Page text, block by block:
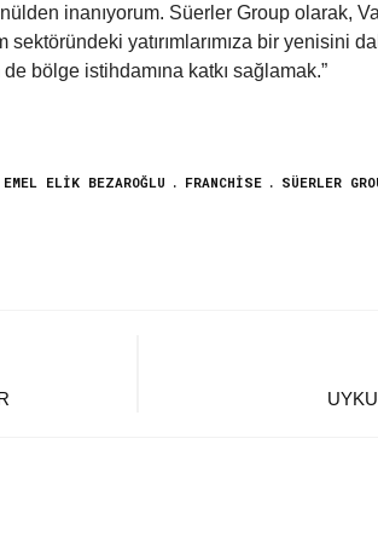
inanıyorum. Süerler Group olarak,
sektöründeki yatırımlarımıza bir
bölge istihdamına katkı sağlamak.”
EMEL ELIK BEZAROĞLU FRANCHISE SÜERLER